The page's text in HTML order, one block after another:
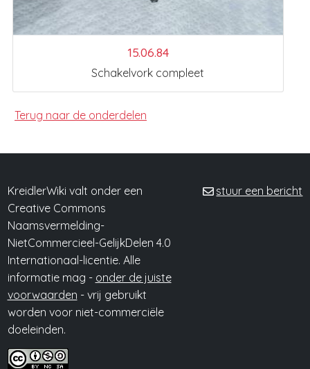
15.06.84
Schakelvork compleet
Terug naar de onderdelen
KreidlerWiki valt onder een
Creative Commons
Naamsvermelding-
NietCommercieel-GelijkDelen 4.0
Internationaal-licentie. Alle
informatie mag - onder de juiste
voorwaarden - vrij gebruikt
worden voor niet-commerciële
doeleinden.
stuur een bericht